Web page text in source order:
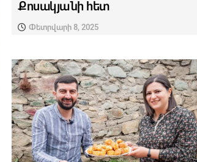
Քոսակյանի հետ
Փետրվարի 8, 2025